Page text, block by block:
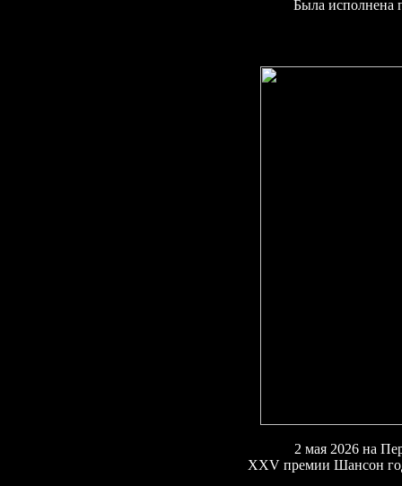
Была исполнена
2 мая 2026 на
XXV премии Шансон